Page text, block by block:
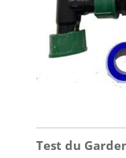
Test du